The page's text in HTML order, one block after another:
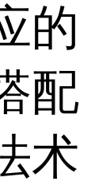
的
配
术